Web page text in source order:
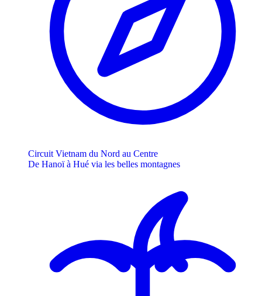
Circuit Vietnam du Nord au Centre
De Hanoï à Hué via les belles montagnes